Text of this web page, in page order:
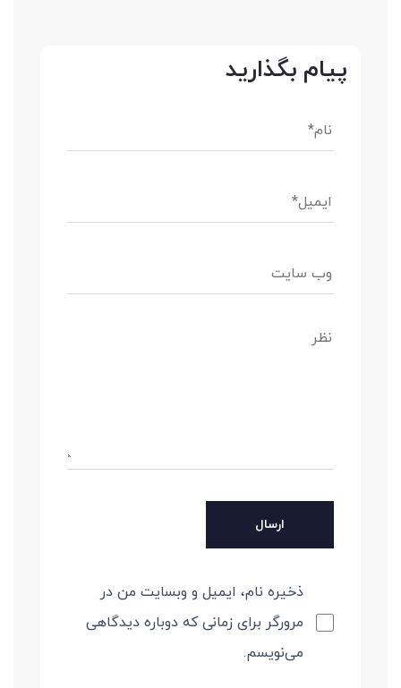
پیام بگذارید
ذخیره نام، ایمیل و وبسایت من در
مرورگر برای زمانی که دوباره دیدگاهی
می‌نویسم.